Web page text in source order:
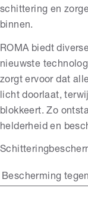
schittering en
binnen.
ROMA biedt
nieuwste
zorgt ervoor dat
licht doorlaat,
blokkeert. Zo
helderheid en
Bescherming